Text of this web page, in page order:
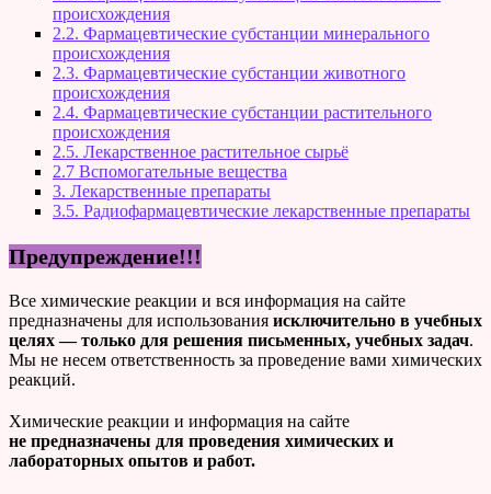
происхождения
2.2. Фармацевтические субстанции минерального
происхождения
2.3. Фармацевтические субстанции животного
происхождения
2.4. Фармацевтические субстанции растительного
происхождения
2.5. Лекарственное растительное сырьё
2.7 Вспомогательные вещества
3. Лекарственные препараты
3.5. Радиофармацевтические лекарственные препараты
Предупреждение!!!
Все химические реакции и вся информация на сайте
предназначены для использования исключительно в учебных
целях — только для решения письменных, учебных задач.
Мы не несем ответственность за проведение вами химических
реакций.
Химические реакции и информация на сайте
не предназначены для проведения химических и
лабораторных опытов и работ.